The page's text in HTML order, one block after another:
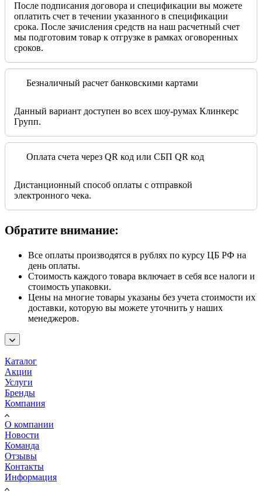
После подписания договора и спецификации вы можете
оплатить счет в течении указанного в спецификации
срока. После зачисления средств на наш расчетный счет
мы подготовим товар к отгрузке в рамках оговоренных
сроков.
Безналичный расчет банковскими картами
Данный вариант доступен во всех шоу-румах Клинкерс
Групп.
Оплата счета через QR код или СБП QR код
Дистанционный способ оплаты с отправкой
электронного чека.
Обратите внимание:
Все оплаты производятся в рублях по курсу ЦБ РФ на
день оплаты.
Стоимость каждого товара включает в себя все налоги и
стоимость упаковки.
Цены на многие товары указаны без учета стоимости их
доставки, которую вы можете уточнить у наших
менеджеров.
Каталог
Акции
Услуги
Бренды
Компания
О компании
Новости
Команда
Отзывы
Контакты
Информация